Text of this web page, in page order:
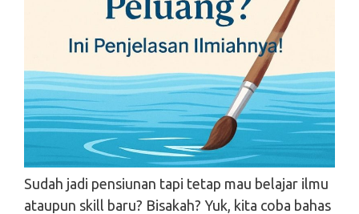
Sudah jadi pensiunan tapi tetap mau belajar ilmu
ataupun skill baru? Bisakah? Yuk, kita coba bahas